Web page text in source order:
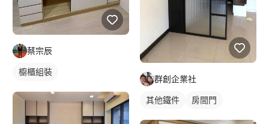
蔡宗辰
櫥櫃組裝
群創企業社
其他鐵件 房間門